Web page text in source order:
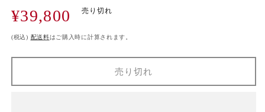
く
通
常
価
¥39,800 売り切れ
(税込) 配送料はご購入時に計算されます。
売り切れ